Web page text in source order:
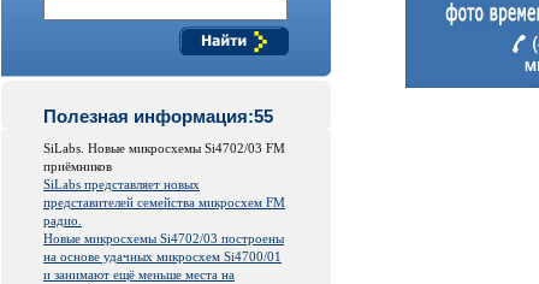
Полезная информация:55
SiLabs. Новые микросхемы Si4702/03 FM
приёмников
SiLabs представляет новых
представителей семейства микросхем FM
радио.
Новые микросхемы Si4702/03 построены
на основе удачных микросхем Si4700/01
и занимают ещё меньше места на